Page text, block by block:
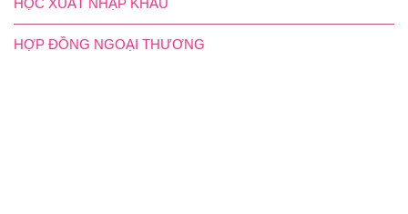
HỢP ĐỒNG NGOẠI THƯƠNG